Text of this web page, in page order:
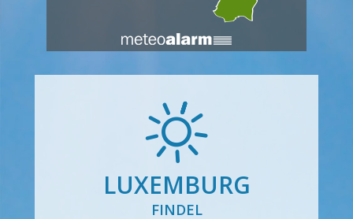
LUXEMBURG
FINDEL